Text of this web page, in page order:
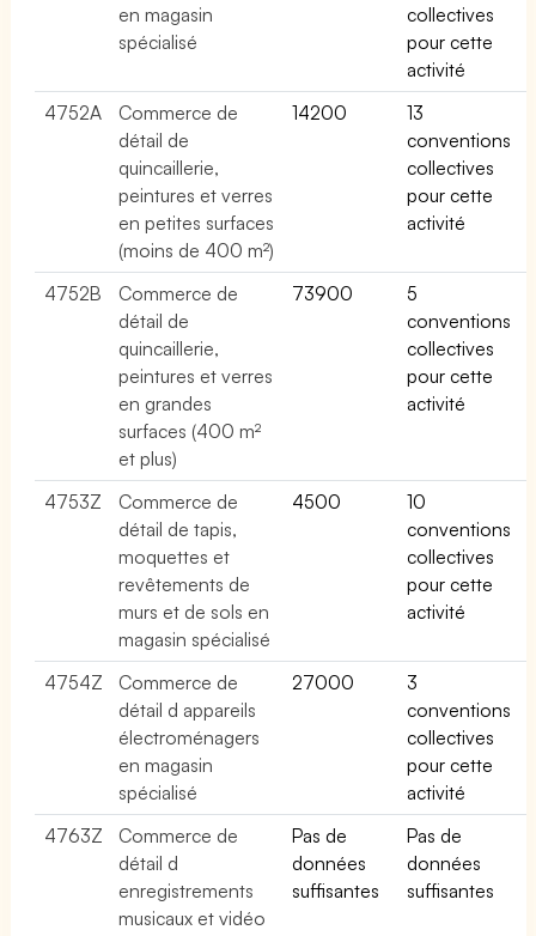
en magasin
spécialisé
collectives
pour cette
activité
4752A
Commerce de
détail de
quincaillerie,
peintures et verres
en petites surfaces
(moins de 400 m²)
14200
13
conventions
collectives
pour cette
activité
4752B
Commerce de
détail de
quincaillerie,
peintures et verres
en grandes
surfaces (400 m²
et plus)
73900
5
conventions
collectives
pour cette
activité
4753Z
Commerce de
détail de tapis,
moquettes et
revêtements de
murs et de sols en
magasin spécialisé
4500
10
conventions
collectives
pour cette
activité
4754Z
Commerce de
détail d appareils
électroménagers
en magasin
spécialisé
27000
3
conventions
collectives
pour cette
activité
4763Z
Commerce de
détail d
enregistrements
musicaux et vidéo
Pas de
données
suffisantes
Pas de
données
suffisantes